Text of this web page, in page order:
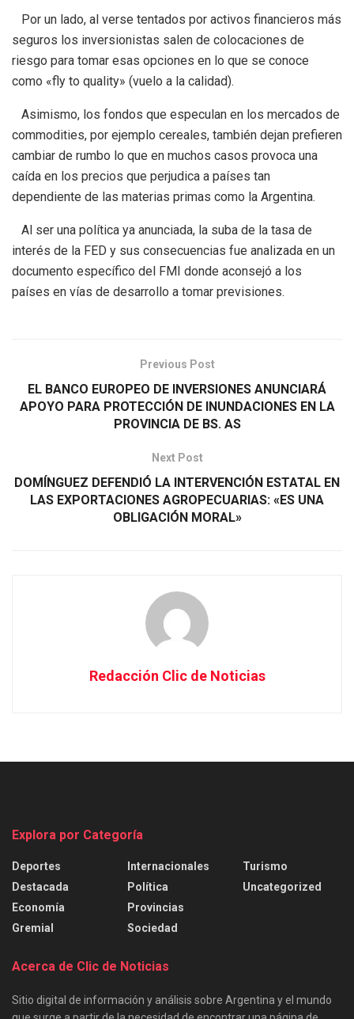
Por un lado, al verse tentados por activos financieros más
seguros los inversionistas salen de colocaciones de
riesgo para tomar esas opciones en lo que se conoce
como «fly to quality» (vuelo a la calidad).
Asimismo, los fondos que especulan en los mercados de
commodities, por ejemplo cereales, también dejan prefieren
cambiar de rumbo lo que en muchos casos provoca una
caída en los precios que perjudica a países tan
dependiente de las materias primas como la Argentina.
Al ser una política ya anunciada, la suba de la tasa de
interés de la FED y sus consecuencias fue analizada en un
documento específico del FMI donde aconsejó a los
países en vías de desarrollo a tomar previsiones.
Previous Post
EL BANCO EUROPEO DE INVERSIONES ANUNCIARÁ
APOYO PARA PROTECCIÓN DE INUNDACIONES EN LA
PROVINCIA DE BS. AS
Next Post
DOMÍNGUEZ DEFENDIÓ LA INTERVENCIÓN ESTATAL EN
LAS EXPORTACIONES AGROPECUARIAS: «ES UNA
OBLIGACIÓN MORAL»
Redacción Clic de Noticias
Explora por Categoría
Deportes
Destacada
Economía
Gremial
Internacionales
Política
Provincias
Sociedad
Turismo
Uncategorized
Acerca de Clic de Noticias
Sitio digital de información y análisis sobre Argentina y el mundo